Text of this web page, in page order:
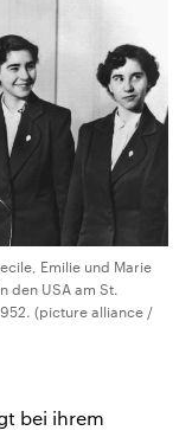
Emilie und Marie
den USA am St.
(picture alliance /
bei ihrem